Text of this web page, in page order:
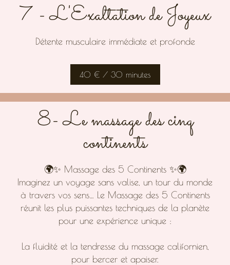
7 - L'Exaltation de Joyeux
Détente musculaire immédiate et profonde
40 € / 30 minutes
8- Le massage des cinq
continents
🌍✨ Massage des 5 Continents ✨🌍
Imaginez un voyage sans valise, un tour du monde
à travers vos sens… Le Massage des 5 Continents
réunit les plus puissantes techniques de la planète
pour une expérience unique :
La fluidité et la tendresse du massage californien,
pour bercer et apaiser.